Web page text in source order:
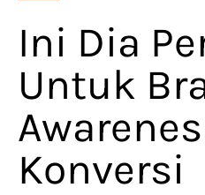
Ini Dia
Untuk
Konversi